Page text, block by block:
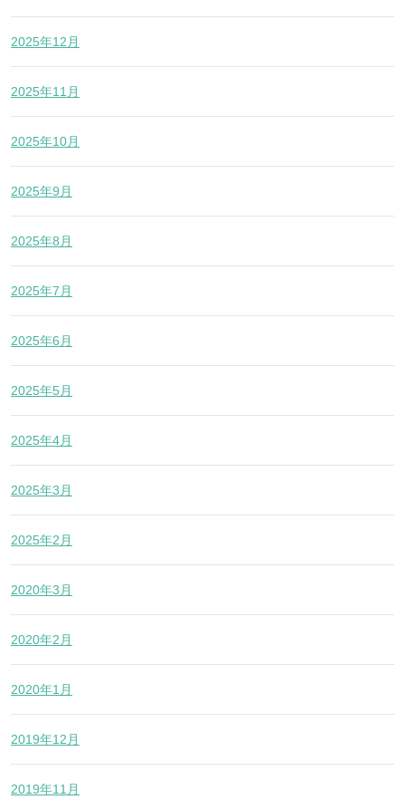
2025年12月
2025年11月
2025年10月
2025年9月
2025年8月
2025年7月
2025年6月
2025年5月
2025年4月
2025年3月
2025年2月
2020年3月
2020年2月
2020年1月
2019年12月
2019年11月